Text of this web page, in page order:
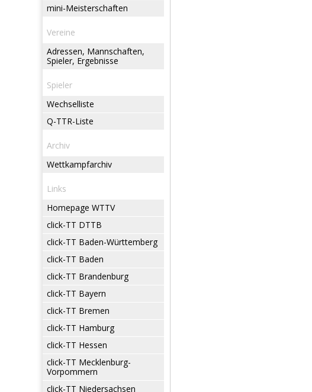
mini-Meisterschaften
Vereine
Adressen, Mannschaften,
Spieler, Ergebnisse
Spieler
Wechselliste
Q-TTR-Liste
Archiv
Wettkampfarchiv
Links
Homepage WTTV
click-TT DTTB
click-TT Baden-Württemberg
click-TT Baden
click-TT Brandenburg
click-TT Bayern
click-TT Bremen
click-TT Hamburg
click-TT Hessen
click-TT Mecklenburg-
Vorpommern
click-TT Niedersachsen